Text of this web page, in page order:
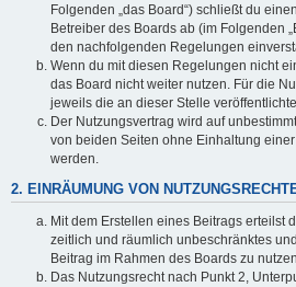
Folgenden „das Board“) schließt du
Betreiber des Boards ab (im Folgenden
den nachfolgenden Regelungen
Wenn du mit diesen Regelungen nicht
das Board nicht weiter nutzen. Für die
jeweils die an dieser Stelle
Der Nutzungsvertrag wird auf
von beiden Seiten ohne Einhaltung
werden.
2. EINRÄUMUNG VON
Mit dem Erstellen eines Beitrags erteilst
zeitlich und räumlich unbeschränktes
Beitrag im Rahmen des Boards zu
Das Nutzungsrecht nach Punkt 2,